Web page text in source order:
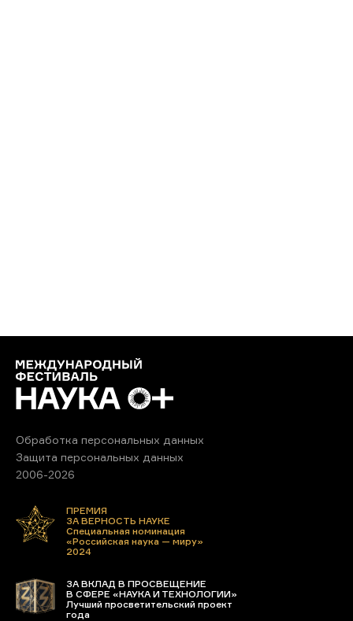
Обработка персональных данных
Защита персональных данных
2006-2026
ПРЕМИЯ
ЗА ВЕРНОСТЬ НАУКЕ
Специальная номинация
«Российская наука — миру»
2024
ЗА ВКЛАД В ПРОСВЕЩЕНИЕ
В СФЕРЕ «НАУКА И ТЕХНОЛОГИИ»
Лучший просветительский проект
года